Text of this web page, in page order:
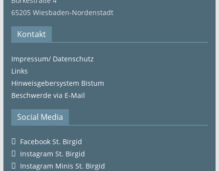
65205 Wiesbaden-Nordenstadt
Kontakt
Impressum/ Datenschutz
Links
Hinweisgebersystem Bistum
Beschwerde via E-Mail
Social Media
Facebook St. Birgid
Instagram St. Birgid
Instagram Minis St. Birgid